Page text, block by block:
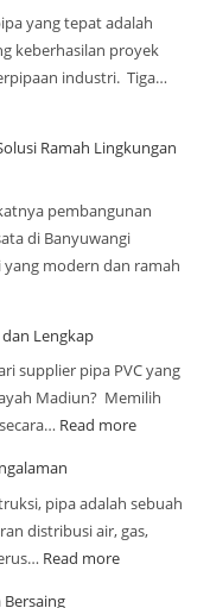
yang tepat adalah
keberhasilan proyek
industri. Tiga…
Ramah Lingkungan
pembangunan
di Banyuwangi
modern dan ramah
Lengkap
supplier pipa PVC yang
Madiun? Memilih
Read more
pipa adalah sebuah
distribusi air, gas,
Read more
Bersaing